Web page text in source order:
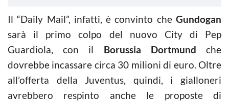
Il “Daily Mail”, infatti, è convinto che Gundogan
sarà il primo colpo del nuovo City di Pep
Guardiola, con il Borussia Dortmund che
dovrebbe incassare circa 30 milioni di euro. Oltre
all’offerta della Juventus, quindi, i gialloneri
avrebbero respinto anche le proposte di